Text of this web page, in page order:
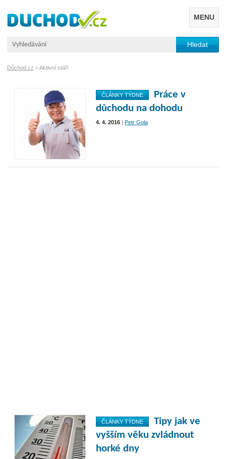
MENU
Důchod.cz >Aktivní stáří
ČLÁNKY TÝDNE
Práce v
důchodu na dohodu
4. 4. 2016 Petr Gola
ČLÁNKY TÝDNE
Tipy jak ve
vyšším věku zvládnout
horké dny